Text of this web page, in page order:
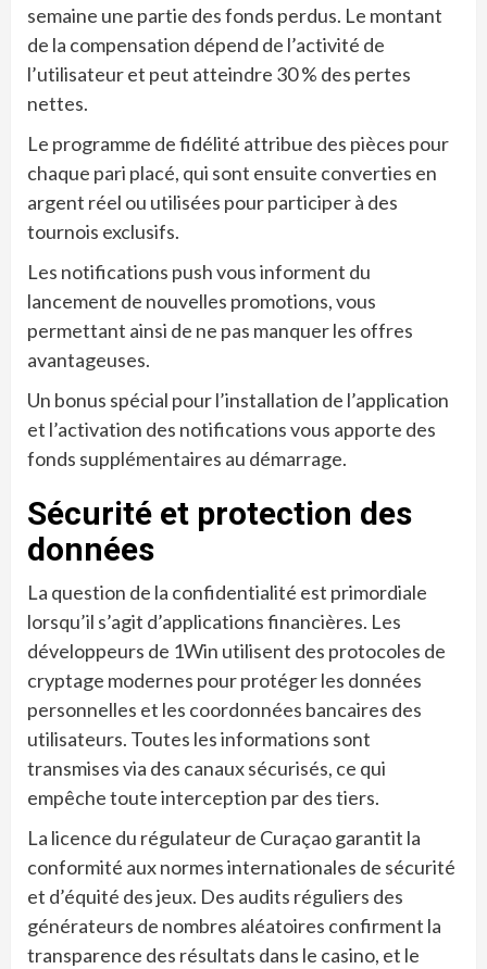
semaine une partie des fonds perdus. Le montant
de la compensation dépend de l’activité de
l’utilisateur et peut atteindre 30 % des pertes
nettes.
Le programme de fidélité attribue des pièces pour
chaque pari placé, qui sont ensuite converties en
argent réel ou utilisées pour participer à des
tournois exclusifs.
Les notifications push vous informent du
lancement de nouvelles promotions, vous
permettant ainsi de ne pas manquer les offres
avantageuses.
Un bonus spécial pour l’installation de l’application
et l’activation des notifications vous apporte des
fonds supplémentaires au démarrage.
Sécurité et protection des
données
La question de la confidentialité est primordiale
lorsqu’il s’agit d’applications financières. Les
développeurs de 1Win utilisent des protocoles de
cryptage modernes pour protéger les données
personnelles et les coordonnées bancaires des
utilisateurs. Toutes les informations sont
transmises via des canaux sécurisés, ce qui
empêche toute interception par des tiers.
La licence du régulateur de Curaçao garantit la
conformité aux normes internationales de sécurité
et d’équité des jeux. Des audits réguliers des
générateurs de nombres aléatoires confirment la
transparence des résultats dans le casino, et le